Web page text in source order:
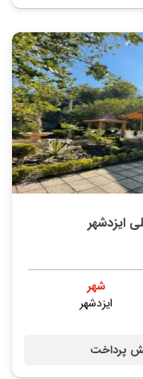
ایزدشهر
شهر
ایزدشهر
پرداخت